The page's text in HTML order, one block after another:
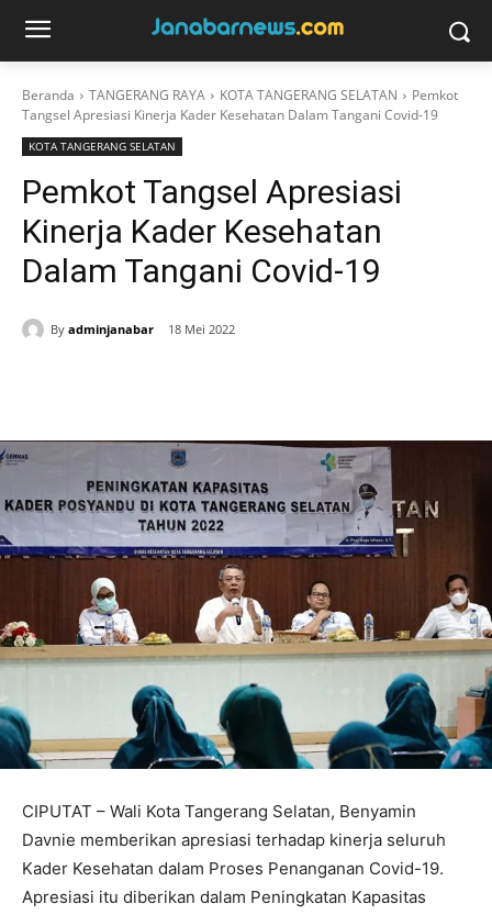
Beranda TANGERANG RAYA KOTA TANGERANG SELATAN
Pemkot
Tangsel Apresiasi Kinerja Kader Kesehatan Dalam Tangani Covid-19
KOTA TANGERANG SELATAN
Pemkot Tangsel Apresiasi
Kinerja Kader Kesehatan
Dalam Tangani Covid-19
By adminjanabar 18 Mei 2022
CIPUTAT – Wali Kota Tangerang Selatan, Benyamin
Davnie memberikan apresiasi terhadap kinerja seluruh
Kader Kesehatan dalam Proses Penanganan Covid-19.
Apresiasi itu diberikan dalam Peningkatan Kapasitas